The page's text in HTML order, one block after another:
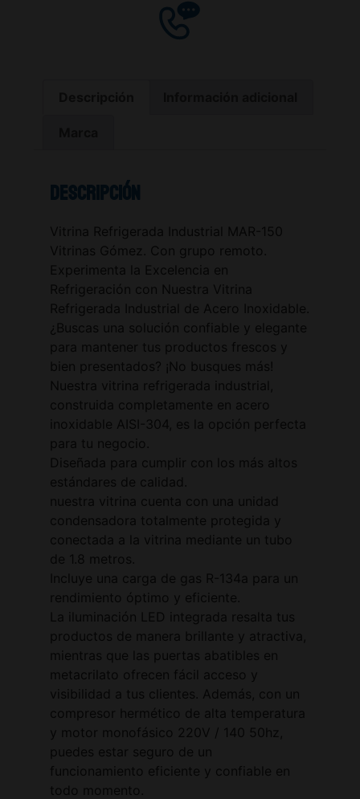
Descripción
Vitrina Refrigerada Industrial MAR-150
Vitrinas Gómez. Con grupo remoto.
Experimenta la Excelencia en
Refrigeración con Nuestra Vitrina
Refrigerada Industrial de Acero Inoxidable.
¿Buscas una solución confiable y elegante
para mantener tus productos frescos y
bien presentados? ¡No busques más!
Nuestra vitrina refrigerada industrial,
construida completamente en acero
inoxidable AISI-304, es la opción perfecta
para tu negocio.
Diseñada para cumplir con los más altos
estándares de calidad.
nuestra vitrina cuenta con una unidad
condensadora totalmente protegida y
conectada a la vitrina mediante un tubo
de 1.8 metros.
Incluye una carga de gas R-134a para un
rendimiento óptimo y eficiente.
La iluminación LED integrada resalta tus
productos de manera brillante y atractiva,
mientras que las puertas abatibles en
metacrilato ofrecen fácil acceso y
visibilidad a tus clientes. Además, con un
compresor hermético de alta temperatura
y motor monofásico 220V / 140 50hz,
puedes estar seguro de un
funcionamiento eficiente y confiable en
todo momento.